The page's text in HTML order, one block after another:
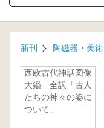
新刊 陶磁器・美術
西欧古代神話図像
大鑑 全訳「古人
たちの神々の姿に
ついて」